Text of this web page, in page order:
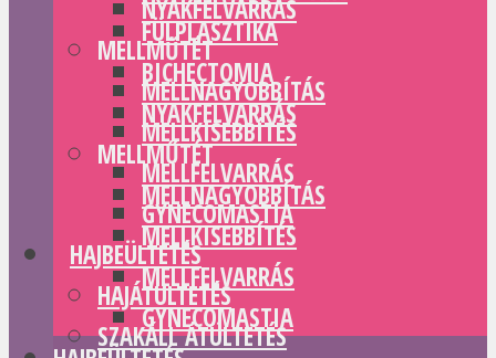
NYAKFELVARRÁS
MELLMŰTÉT
MELLNAGYOBBÍTÁS
MELLKISEBBÍTÉS
MELLFELVARRÁS
GYNECOMASTIA
HAJBEÜLTETÉS
HAJÁTÜLTETÉS
SZAKÁLL ÁTÜLTETÉS
FÜLPLASZTIKA
BICHECTOMIA
NYAKFELVARRÁS
MELLMŰTÉT
MELLNAGYOBBÍTÁS
MELLKISEBBÍTÉS
MELLFELVARRÁS
GYNECOMASTIA